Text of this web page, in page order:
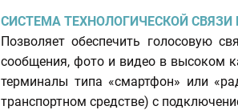
СИСТЕМА ТЕХНОЛОГИЧЕСКОЙ СВЯЗИ
Позволяет обеспечить голосовую
сообщения, фото и видео в высоком
терминалы типа «смартфон» или
транспортном средстве) с